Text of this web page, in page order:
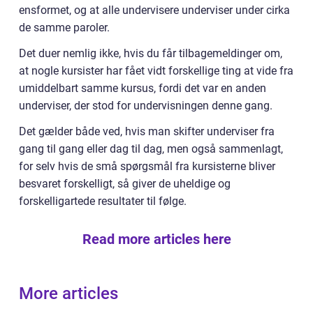
ensformet, og at alle undervisere underviser under cirka
de samme paroler.
Det duer nemlig ikke, hvis du får tilbagemeldinger om,
at nogle kursister har fået vidt forskellige ting at vide fra
umiddelbart samme kursus, fordi det var en anden
underviser, der stod for undervisningen denne gang.
Det gælder både ved, hvis man skifter underviser fra
gang til gang eller dag til dag, men også sammenlagt,
for selv hvis de små spørgsmål fra kursisterne bliver
besvaret forskelligt, så giver de uheldige og
forskelligartede resultater til følge.
Read more articles here
More articles